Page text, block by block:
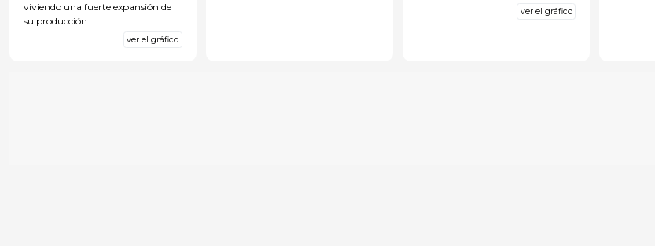
viviendo una fuerte expansión de
su producción.
ver el gráfico
ver el gráfico